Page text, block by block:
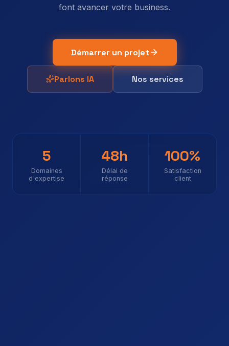
font avancer votre business.
Démarrer un projet
Parlons IA Nos services
5
Domaines
d'expertise
48h
Délai de
réponse
100%
Satisfaction
client